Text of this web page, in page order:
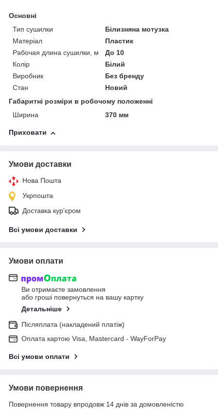
Основні
Тип сушилки
Білизняна мотузка
Матеріал
Пластик
Рабочая длина сушилки, м
До 10
Колір
Білий
Виробник
Без бренду
Стан
Новий
Габаритні розміри в робочому положенні
Ширина
370 мм
Приховати
Умови доставки
Нова Пошта
Укрпошта
Доставка кур'єром
Всі умови доставки
Умови оплати
Ви отримаєте замовлення
або гроші повернуться на вашу картку
Детальніше
Післяплата (накладений платіж)
Оплата картою Visa, Mastercard - WayForPay
Всі умови оплати
Умови повернення
Повернення товару впродовж 14 днів за домовленістю